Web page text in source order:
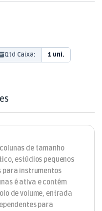
Qtd Caixa: 1 uni.
de tamanho
estúdios pequenos
para instrumentos
é ativa e contém
de volume, entrada
para